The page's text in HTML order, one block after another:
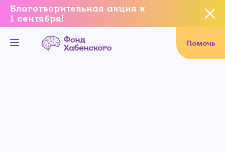
Благотворительная акция к
1 сентября!
Помочь
Вы уверены, что хотите
завершить данное событие?